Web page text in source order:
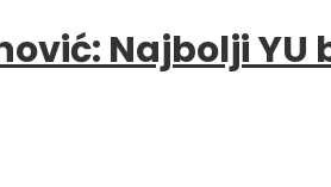
Najbolji YU